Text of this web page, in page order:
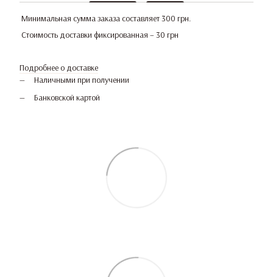
Минимальная сумма заказа составляет 300 грн.
Стоимость доставки фиксированная – 30 грн
Подробнее о доставке
Наличными при получении
Банковской картой